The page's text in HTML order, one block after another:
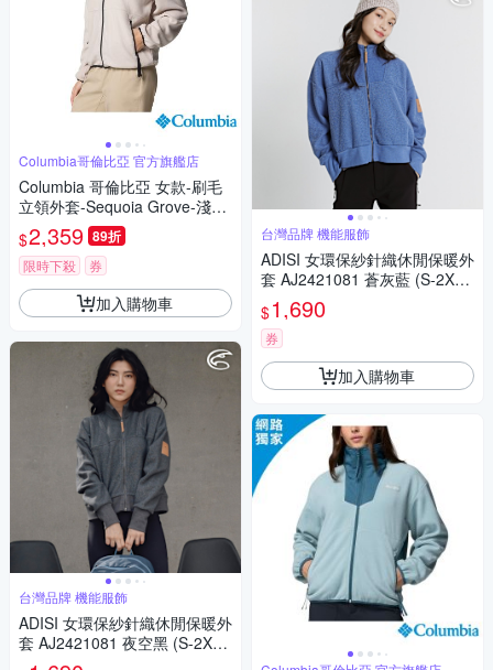
Columbia哥倫比亞 官方旗艦店
Columbia 哥倫比亞 女款-刷毛
立領外套-Sequoia Grove-淺卡
其 UAR06840HI/JF
$2,359 89折
限時下殺 券
加入購物車
台灣品牌 機能服飾
ADISI 女環保紗針織休閒保暖外
套 AJ2421081 夜空黑 (S-2XL)
｜磨毛 吸濕 排汗 針織外套
台灣品牌 機能服飾
ADISI 女環保紗針織休閒保暖外
套 AJ2421081 蒼灰藍 (S-2XL)
｜磨毛 吸濕 排汗 針織外套
$1,690
券
加入購物車